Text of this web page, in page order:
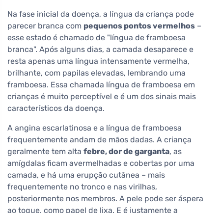
Na fase inicial da doença, a língua da criança pode
parecer branca com pequenos pontos vermelhos –
esse estado é chamado de "língua de framboesa
branca". Após alguns dias, a camada desaparece e
resta apenas uma língua intensamente vermelha,
brilhante, com papilas elevadas, lembrando uma
framboesa. Essa chamada língua de framboesa em
crianças é muito perceptível e é um dos sinais mais
característicos da doença.
A angina escarlatinosa e a língua de framboesa
frequentemente andam de mãos dadas. A criança
geralmente tem alta febre, dor de garganta, as
amígdalas ficam avermelhadas e cobertas por uma
camada, e há uma erupção cutânea – mais
frequentemente no tronco e nas virilhas,
posteriormente nos membros. A pele pode ser áspera
ao toque, como papel de lixa. E é justamente a